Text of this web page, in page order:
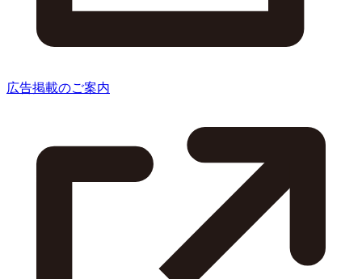
広告掲載のご案内